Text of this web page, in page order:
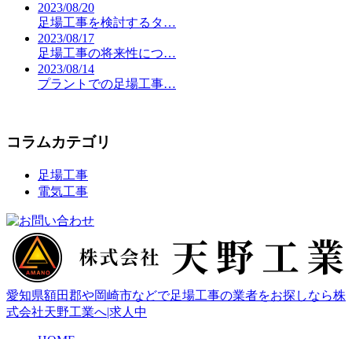
2023/08/20
足場工事を検討するタ…
2023/08/17
足場工事の将来性につ…
2023/08/14
プラントでの足場工事…
コラムカテゴリ
足場工事
電気工事
愛知県額田郡や岡崎市などで足場工事の業者をお探しなら株
式会社天野工業へ|求人中